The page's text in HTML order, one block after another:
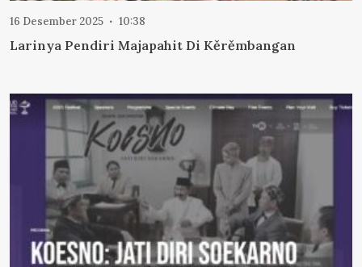
16 Desember 2025 10:38
Larinya Pendiri Majapahit Di Kěrěmbangan